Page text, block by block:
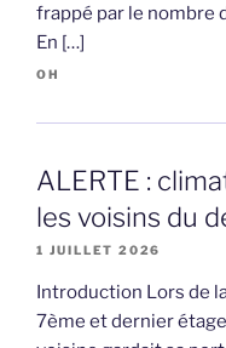
frappé par le nombre
En […]
OH
ALERTE :
les voisins du
1 JUILLET 2026
Introduction Lors de
7ème et dernier